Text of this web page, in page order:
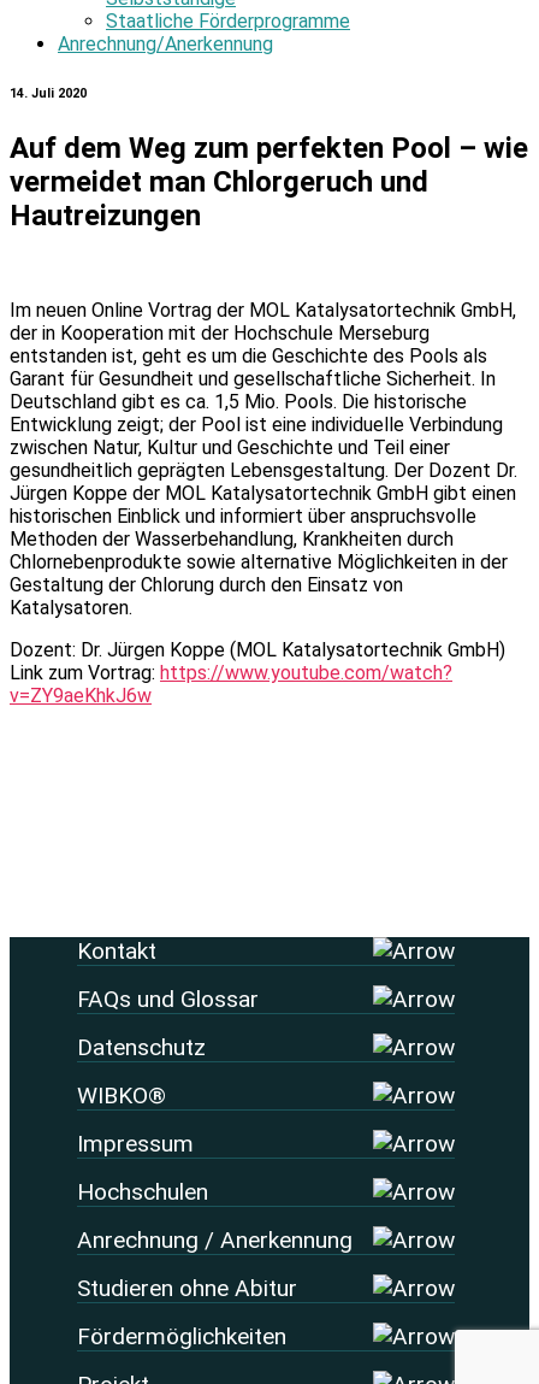
Staatliche Förderprogramme
Anrechnung/Anerkennung
14. Juli 2020
Auf dem Weg zum perfekten Pool – wie
vermeidet man Chlorgeruch und
Hautreizungen
Im neuen Online Vortrag der MOL Katalysatortechnik GmbH,
der in Kooperation mit der Hochschule Merseburg
entstanden ist, geht es um die Geschichte des Pools als
Garant für Gesundheit und gesellschaftliche Sicherheit. In
Deutschland gibt es ca. 1,5 Mio. Pools. Die historische
Entwicklung zeigt; der Pool ist eine individuelle Verbindung
zwischen Natur, Kultur und Geschichte und Teil einer
gesundheitlich geprägten Lebensgestaltung. Der Dozent Dr.
Jürgen Koppe der MOL Katalysatortechnik GmbH gibt einen
historischen Einblick und informiert über anspruchsvolle
Methoden der Wasserbehandlung, Krankheiten durch
Chlornebenprodukte sowie alternative Möglichkeiten in der
Gestaltung der Chlorung durch den Einsatz von
Katalysatoren.
Dozent: Dr. Jürgen Koppe (MOL Katalysatortechnik GmbH)
Link zum Vortrag: https://www.youtube.com/watch?
v=ZY9aeKhkJ6w
Kontakt
FAQs und Glossar
Datenschutz
WIBKO®
Impressum
Hochschulen
Anrechnung / Anerkennung
Studieren ohne Abitur
Fördermöglichkeiten